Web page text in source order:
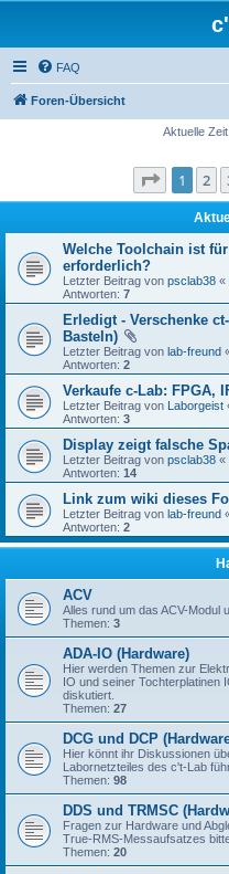
FAQ
Foren-Übersicht
Aktuelle
Seite 1
1 2
Welche Toolchain ist
erforderlich?
Letzter Beitrag von psclab38 «
Antworten: 7
Erledigt - Verschenke
Basteln)
Letzter Beitrag von lab-freund
Antworten: 2
Verkaufe c-Lab: FPGA,
Letzter Beitrag von Laborgeist
Antworten: 3
Display zeigt falsche
Letzter Beitrag von psclab38 «
Antworten: 14
Link zum wiki dieses
Letzter Beitrag von lab-freund
Antworten: 2
ACV
Alles rund um das ACV-Modul
Themen: 3
ADA-IO (Hardware)
Hier werden Themen zur
IO und seiner Tochterplatinen
diskutiert.
Themen: 27
DCG und DCP
Hier könnt ihr Diskussionen
Labornetzteiles des c't-Lab
Themen: 98
DDS und TRMSC
Fragen zur Hardware und
True-RMS-Messaufsatzes
Themen: 20